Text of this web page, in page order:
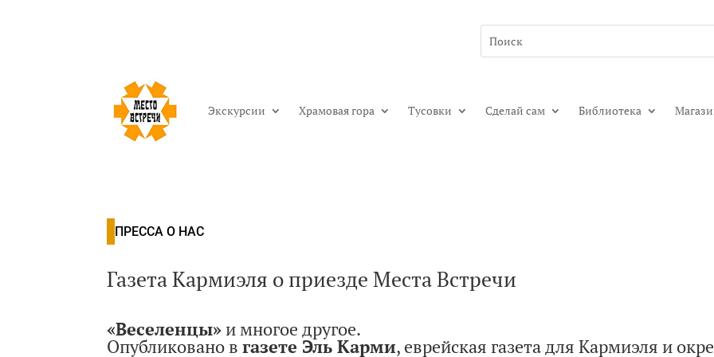
Экскурсии Храмовая гора Тусовки Сделай сам Библиотека
ПРЕССА О НАС
Газета Кармиэля о приезде Места Встречи
«Веселенцы» и многое другое.
Опубликовано вгазете Эль Карми, еврейская газета для Кармиэля и